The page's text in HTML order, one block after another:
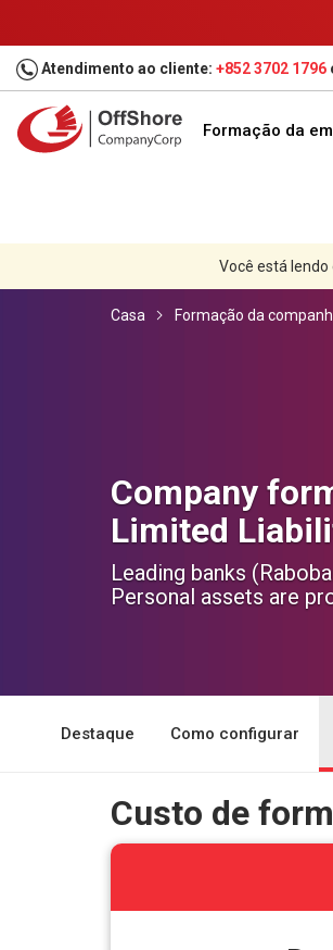
Atendimento ao cliente: +852 3702 1796
Formação da
Você está
Casa Formação da
Company
Limited
Leading banks
Personal assets are
Destaque Como configurar
Custo de